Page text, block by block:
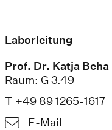
Laborleitung
Prof. Dr. Katja Beha
Raum: G 3.49
T +49 89 1265-1617
E-Mail